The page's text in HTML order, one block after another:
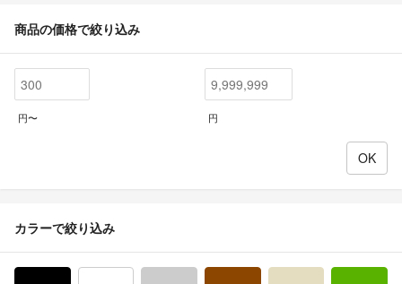
商品の価格で絞り込み
円〜 円
カラーで絞り込み